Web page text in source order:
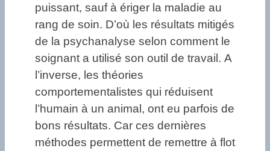
puissant, sauf à ériger la maladie au
rang de soin. D’où les résultats mitigés
de la psychanalyse selon comment le
soignant a utilisé son outil de travail. A
l’inverse, les théories
comportementalistes qui réduisent
l’humain à un animal, ont eu parfois de
bons résultats. Car ces dernières
méthodes permettent de remettre à flot